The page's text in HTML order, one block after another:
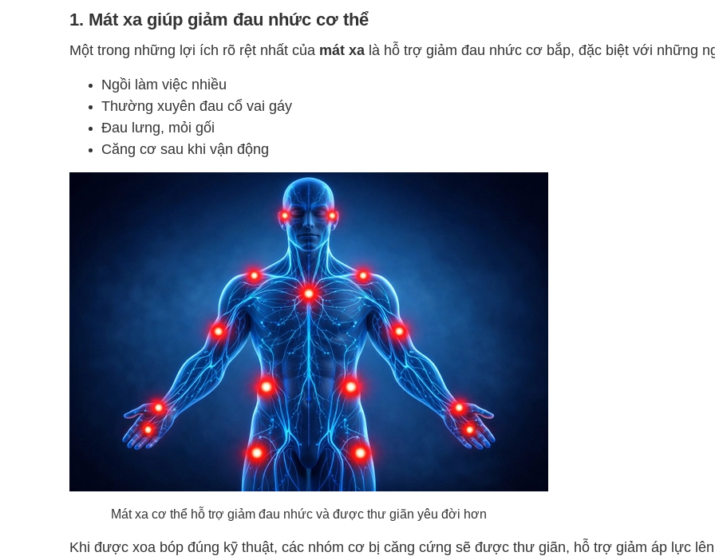
1. Mát xa giúp giảm đau nhức cơ thể
Một trong những lợi ích rõ rệt nhất của mát xa là hỗ trợ giảm đau nhức cơ bắp, đặc biệt với những
Ngồi làm việc nhiều
Thường xuyên đau cổ vai gáy
Đau lưng, mỏi gối
Căng cơ sau khi vận động
Mát xa cơ thể hỗ trợ giảm đau nhức và được thư giãn yêu đời hơn
Khi được xoa bóp đúng kỹ thuật, các nhóm cơ bị căng cứng sẽ được thư giãn, hỗ trợ giảm áp lực